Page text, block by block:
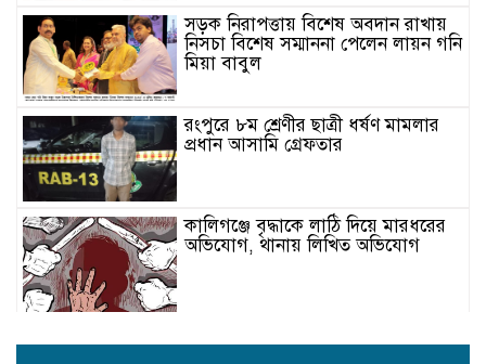
সড়ক নিরাপত্তায় বিশেষ অবদান রাখায়
নিসচা বিশেষ সম্মাননা পেলেন লায়ন গনি
মিয়া বাবুল
রংপুরে ৮ম শ্রেণীর ছাত্রী ধর্ষণ মামলার
প্রধান আসামি গ্রেফতার
কালিগঞ্জে বৃদ্ধাকে লাঠি দিয়ে মারধরের
অভিযোগ, থানায় লিখিত অভিযোগ
জামালপুর বকশীগঞ্জ পুরাতন কারাগারে